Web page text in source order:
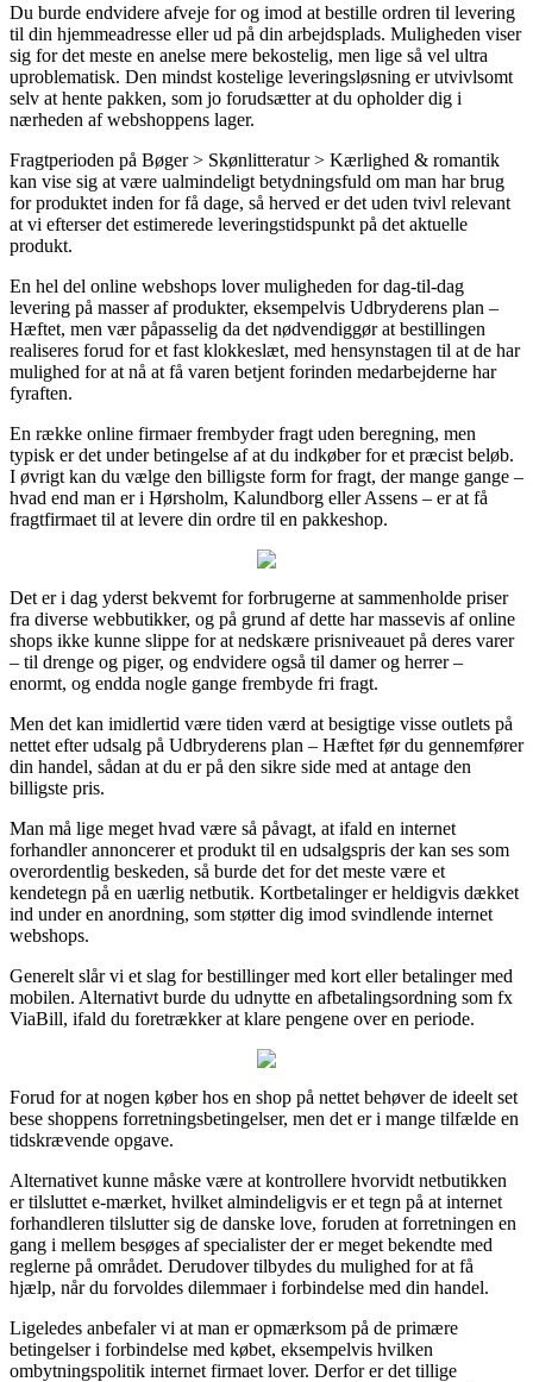
Du burde endvidere afveje for og imod at bestille ordren til levering
til din hjemmeadresse eller ud på din arbejdsplads. Muligheden viser
sig for det meste en anelse mere bekostelig, men lige så vel ultra
uproblematisk. Den mindst kostelige leveringsløsning er utvivlsomt
selv at hente pakken, som jo forudsætter at du opholder dig i
nærheden af webshoppens lager.
Fragtperioden på Bøger > Skønlitteratur > Kærlighed & romantik
kan vise sig at være ualmindeligt betydningsfuld om man har brug
for produktet inden for få dage, så herved er det uden tvivl relevant
at vi efterser det estimerede leveringstidspunkt på det aktuelle
produkt.
En hel del online webshops lover muligheden for dag-til-dag
levering på masser af produkter, eksempelvis Udbryderens plan –
Hæftet, men vær påpasselig da det nødvendiggør at bestillingen
realiseres forud for et fast klokkeslæt, med hensynstagen til at de har
mulighed for at nå at få varen betjent forinden medarbejderne har
fyraften.
En række online firmaer frembyder fragt uden beregning, men
typisk er det under betingelse af at du indkøber for et præcist beløb.
I øvrigt kan du vælge den billigste form for fragt, der mange gange –
hvad end man er i Hørsholm, Kalundborg eller Assens – er at få
fragtfirmaet til at levere din ordre til en pakkeshop.
Det er i dag yderst bekvemt for forbrugerne at sammenholde priser
fra diverse webbutikker, og på grund af dette har massevis af online
shops ikke kunne slippe for at nedskære prisniveauet på deres varer
– til drenge og piger, og endvidere også til damer og herrer –
enormt, og endda nogle gange frembyde fri fragt.
Men det kan imidlertid være tiden værd at besigtige visse outlets på
nettet efter udsalg på Udbryderens plan – Hæftet før du gennemfører
din handel, sådan at du er på den sikre side med at antage den
billigste pris.
Man må lige meget hvad være så påvagt, at ifald en internet
forhandler annoncerer et produkt til en udsalgspris der kan ses som
overordentlig beskeden, så burde det for det meste være et
kendetegn på en uærlig netbutik. Kortbetalinger er heldigvis dækket
ind under en anordning, som støtter dig imod svindlende internet
webshops.
Generelt slår vi et slag for bestillinger med kort eller betalinger med
mobilen. Alternativt burde du udnytte en afbetalingsordning som fx
ViaBill, ifald du foretrækker at klare pengene over en periode.
Forud for at nogen køber hos en shop på nettet behøver de ideelt set
bese shoppens forretningsbetingelser, men det er i mange tilfælde en
tidskrævende opgave.
Alternativet kunne måske være at kontrollere hvorvidt netbutikken
er tilsluttet e-mærket, hvilket almindeligvis er et tegn på at internet
forhandleren tilslutter sig de danske love, foruden at forretningen en
gang i mellem besøges af specialister der er meget bekendte med
reglerne på området. Derudover tilbydes du mulighed for at få
hjælp, når du forvoldes dilemmaer i forbindelse med din handel.
Ligeledes anbefaler vi at man er opmærksom på de primære
betingelser i forbindelse med købet, eksempelvis hvilken
ombytningspolitik internet firmaet lover. Derfor er det tillige